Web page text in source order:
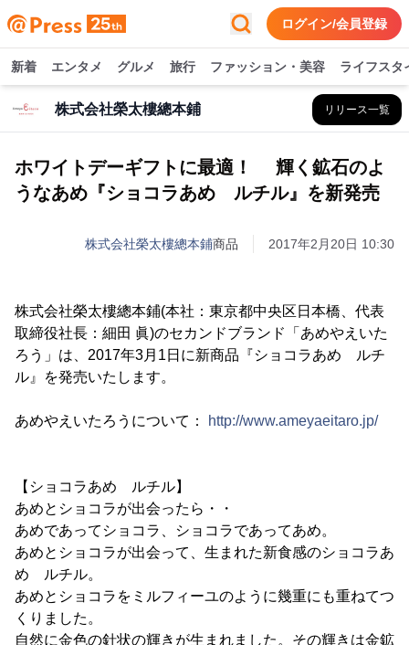
ログイン/会員登録
新着 エンタメ グルメ 旅行 ファッション・美容 ライフスタ
株式会社榮太樓總本鋪 リリース一覧
ホワイトデーギフトに最適！ 輝く鉱石のよ
うなあめ『ショコラあめ ルチル』を新発売
株式会社榮太樓總本鋪商品 2017年2月20日 10:30
株式会社榮太樓總本鋪(本社：東京都中央区日本橋、代表
取締役社長：細田 眞)のセカンドブランド「あめやえいた
ろう」は、2017年3月1日に新商品『ショコラあめ ルチ
ル』を発売いたします。
あめやえいたろうについて： http://www.ameyaeitaro.jp/
【ショコラあめ ルチル】
あめとショコラが出会ったら・・
あめであってショコラ、ショコラであってあめ。
あめとショコラが出会って、生まれた新食感のショコラあ
め ルチル。
あめとショコラをミルフィーユのように幾重にも重ねてつ
くりました。
自然に金色の針状の輝きが生まれました。その輝きは金鉱